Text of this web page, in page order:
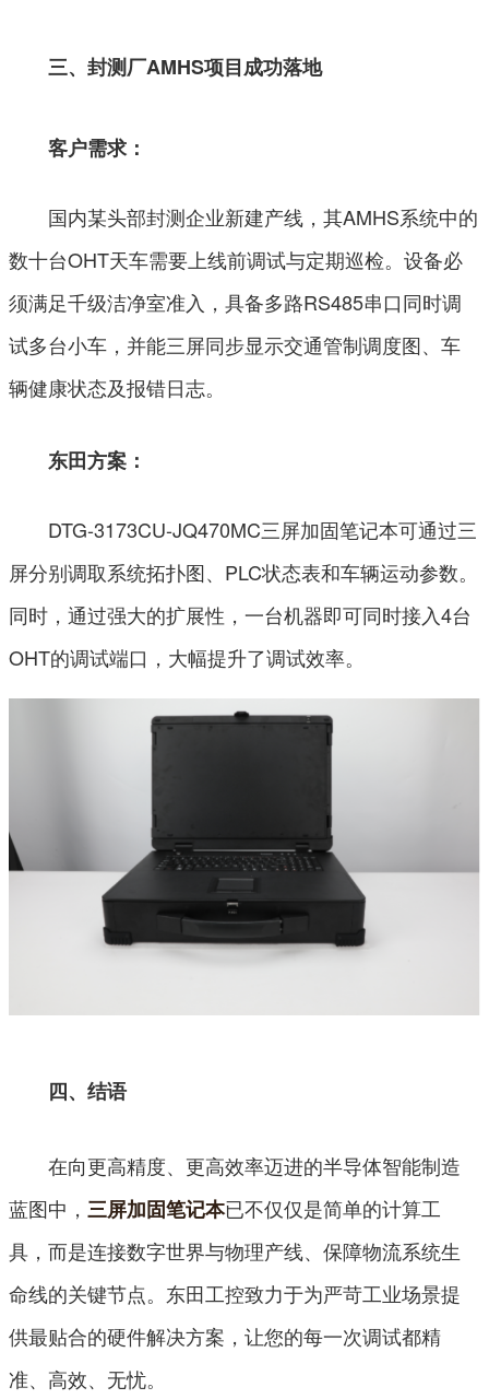
三、封测厂AMHS项目成功落地
客户需求：
国内某头部封测企业新建产线，其AMHS系统中的
数十台OHT天车需要上线前调试与定期巡检。设备必
须满足千级洁净室准入，具备多路RS485串口同时调
试多台小车，并能三屏同步显示交通管制调度图、车
辆健康状态及报错日志。
东田方案：
DTG-3173CU-JQ470MC三屏加固笔记本可通过三
屏分别调取系统拓扑图、PLC状态表和车辆运动参数。
同时，通过强大的扩展性，一台机器即可同时接入4台
OHT的调试端口，大幅提升了调试效率。
四、结语
在向更高精度、更高效率迈进的半导体智能制造
蓝图中，三屏加固笔记本已不仅仅是简单的计算工
具，而是连接数字世界与物理产线、保障物流系统生
命线的关键节点。东田工控致力于为严苛工业场景提
供最贴合的硬件解决方案，让您的每一次调试都精
准、高效、无忧。